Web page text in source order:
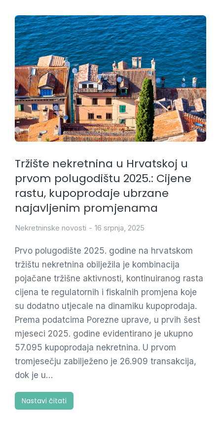
Tržište nekretnina u Hrvatskoj u
prvom polugodištu 2025.: Cijene
rastu, kupoprodaje ubrzane
najavljenim promjenama
Nekretninske novosti 16 srpnja, 2025
Prvo polugodište 2025. godine na hrvatskom
tržištu nekretnina obilježila je kombinacija
pojačane tržišne aktivnosti, kontinuiranog rasta
cijena te regulatornih i fiskalnih promjena koje
su dodatno utjecale na dinamiku kupoprodaja.
Prema podatcima Porezne uprave, u prvih šest
mjeseci 2025. godine evidentirano je ukupno
57.095 kupoprodaja nekretnina. U prvom
tromjesečju zabilježeno je 26.909 transakcija,
dok je u…
Nastavi čitati